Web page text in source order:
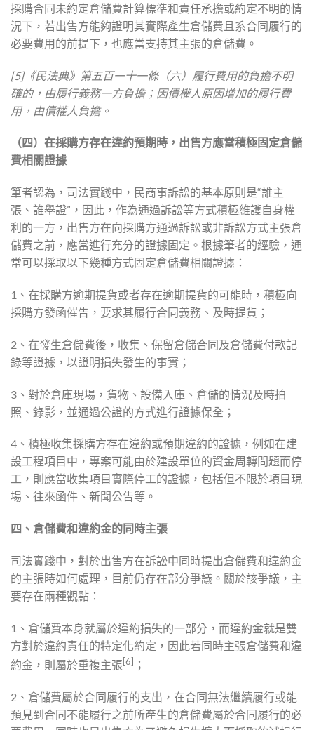
採購合同未約定倉儲費計算標準和責任承擔或約定不明的情
況下，若出售方能夠證明其實際產生倉儲費且系合同履行的
必要費用的前提下，也應當支持其主張的倉儲費。
[5]《民法典》第五百一十一條（六）履行費用的負擔不明
確的，由履行義務一方負擔；因債權人原因增加的履行費
用，由債權人負擔。
（四）在採購方存在違約預期時，出售方應當積極固定倉儲
費相關證據
筆者認為，司法實踐中，民商事訴訟的基本原則是“誰主
張、誰舉證”，因此，作為通過訴訟等方式積極維護自身權
利的一方，出售方在向採購方通過訴訟或非訴訟方式主張倉
儲費之前，應當進行充分的證據固定。根據筆者的經驗，通
常可以採取以下幾種方式固定倉儲費相關證據：
1、在採購方逾期提貨或者存在逾期提貨的可能時，積極向
採購方發函催告，要求其履行合同義務、及時提貨；
2、在發生倉儲費後，收集、保留倉儲合同及倉儲費付款記
錄等證據，以證明損失發生的事實；
3、對於倉庫現場，貨物、設備入庫、倉儲的情況及時拍
照、錄影，並通過公證的方式進行證據保全；
4、積極收集採購方存在違約或預期違約的證據，例如在建
設工程項目中，專案可能由於建設單位的資金周轉問題而停
工，則應當收集項目實際停工的證據，包括但不限於項目現
場、往來函件、新聞公告等。
四、倉儲費和違約金的同時主張
司法實踐中，對於出售方在訴訟中同時提出倉儲費和違約金
的主張時如何處理，目前仍存在部分爭議。關於該爭議，主
要存在兩種觀點：
1、倉儲費本身就屬於違約損失的一部分，而違約金就是雙
方對於違約責任的特定化約定，因此若同時主張倉儲費和違
約金，則屬於重複主張[6] ；
2、倉儲費屬於合同履行的支出，在合同無法繼續履行或能
預見到合同不能履行之前所產生的倉儲費屬於合同履行的必